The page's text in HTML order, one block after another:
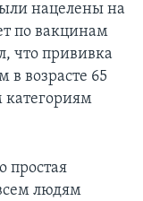
нацелены на
по вакцинам
что прививка
в возрасте 65
категориям
простая
людям